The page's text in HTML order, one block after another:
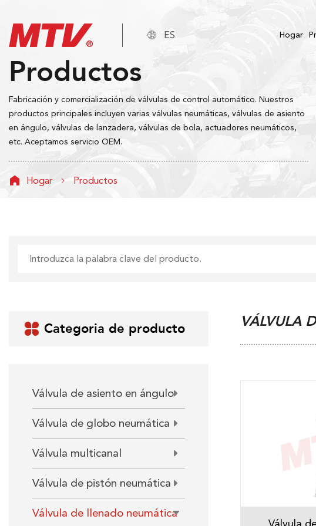
 ES Hogar
Productos
Fabricación y comercialización de válvulas de control automático. Nuestros
productos principales incluyen varias válvulas neumáticas, válvulas de asiento
en ángulo, válvulas de lanzadera, válvulas de bola, actuadores neumáticos,
etc. Aceptamos servicio OEM.
Hogar Productos
 Categoria de producto
Válvula de asiento en ángulo
Válvula de globo neumática
Válvula multicanal
Válvula de pistón neumática
Válvula de llenado neumática
VÁLVULA